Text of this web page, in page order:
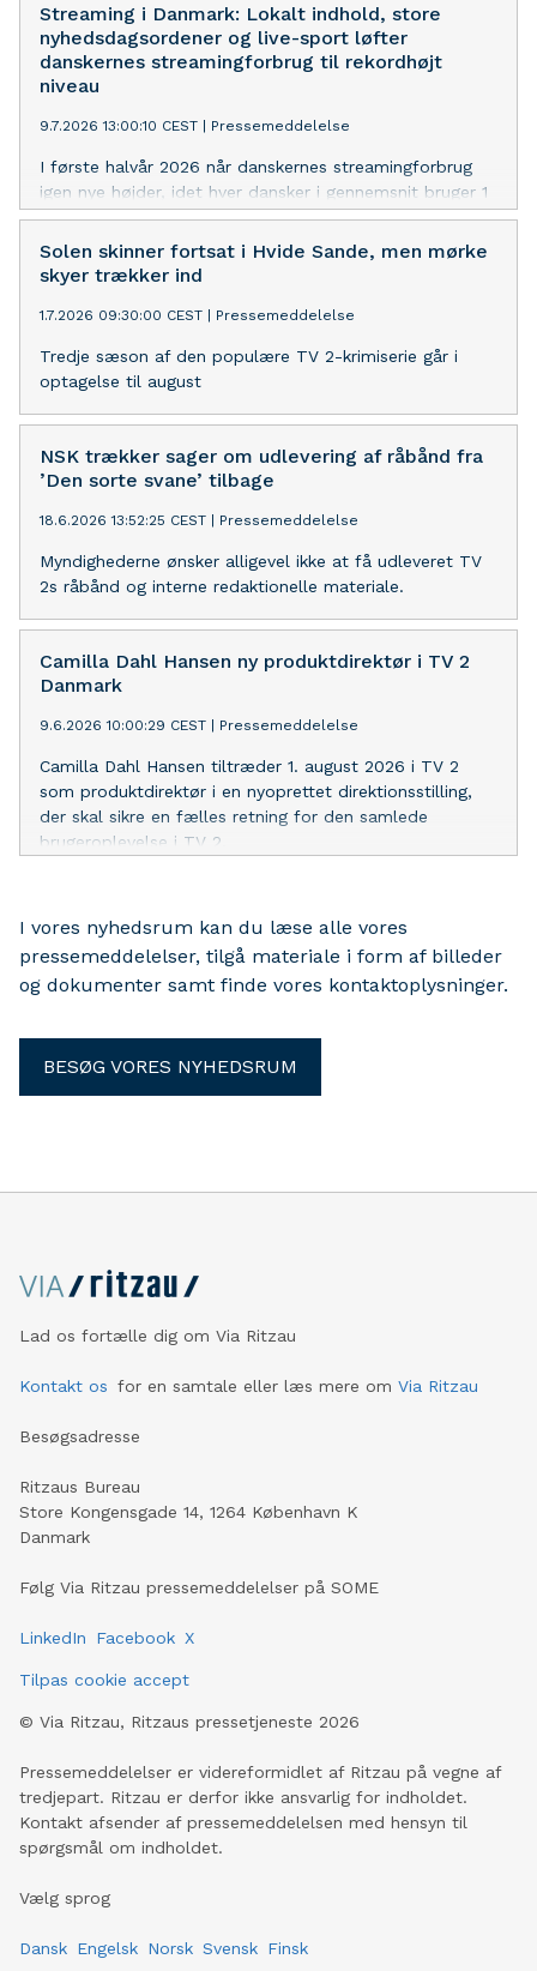
Streaming i Danmark: Lokalt indhold, store
nyhedsdagsordener og live-sport løfter
danskernes streamingforbrug til rekordhøjt
niveau
9.7.2026 13:00:10 CEST | Pressemeddelelse
I første halvår 2026 når danskernes streamingforbrug
igen nye højder, idet hver dansker i gennemsnit bruger 1
time og 24 minutter dagligt på at streame. Det er 4
minutter mere end i samme periode de to foregående
år.
Solen skinner fortsat i Hvide Sande, men mørke
skyer trækker ind
1.7.2026 09:30:00 CEST | Pressemeddelelse
Tredje sæson af den populære TV 2-krimiserie går i
optagelse til august
NSK trækker sager om udlevering af råbånd fra
’Den sorte svane’ tilbage
18.6.2026 13:52:25 CEST | Pressemeddelelse
Myndighederne ønsker alligevel ikke at få udleveret TV
2s råbånd og interne redaktionelle materiale.
Camilla Dahl Hansen ny produktdirektør i TV 2
Danmark
9.6.2026 10:00:29 CEST | Pressemeddelelse
Camilla Dahl Hansen tiltræder 1. august 2026 i TV 2
som produktdirektør i en nyoprettet direktionsstilling,
der skal sikre en fælles retning for den samlede
brugeroplevelse i TV 2.
I vores nyhedsrum kan du læse alle vores
pressemeddelelser, tilgå materiale i form af billeder
og dokumenter samt finde vores kontaktoplysninger.
BESØG VORES NYHEDSRUM
Lad os fortælle dig om Via Ritzau
Kontakt os for en samtale eller læs mere om Via Ritzau
Besøgsadresse
Ritzaus Bureau
Store Kongensgade 14, 1264 København K
Danmark
Følg Via Ritzau pressemeddelelser på SOME
LinkedIn Facebook X
Tilpas cookie accept
© Via Ritzau, Ritzaus pressetjeneste 2026
Pressemeddelelser er videreformidlet af Ritzau på vegne af
tredjepart. Ritzau er derfor ikke ansvarlig for indholdet.
Kontakt afsender af pressemeddelelsen med hensyn til
spørgsmål om indholdet.
Vælg sprog
Dansk Engelsk Norsk Svensk Finsk